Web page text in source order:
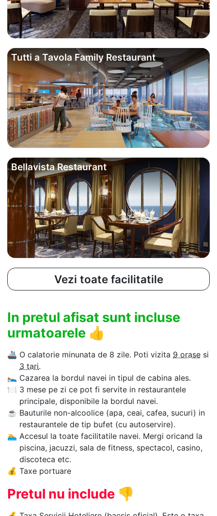
Tutti a Tavola Family Restaurant
Bellavista Restaurant
Vezi toate facilitatile
In pretul afisat sunt incluse
urmatoarele 👍
🚢 O calatorie minunata de 8 zile. Poti vizita 9 orase si
3 tari.
🛌 Cazarea la bordul navei in tipul de cabina ales.
🍽 3 mese pe zi ce pot fi servite in restaurantele
principale, disponibile la bordul navei.
☕ Bauturile non-alcoolice (apa, ceai, cafea, sucuri) in
restaurantele de tip bufet (cu autoservire).
🏊‍ Accesul la toate facilitatile navei. Mergi oricand la
piscina, jacuzzi, sala de fitness, spectacol, casino,
discoteca etc.
💰 Taxe portuare
Pretul nu include 👎